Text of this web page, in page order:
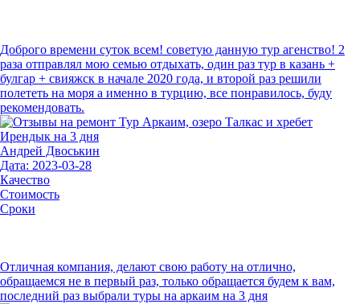
Доброго времени суток всем! советую данную тур агенство! 2
раза отправлял мою семью отдыхать, один раз тур в казань +
булгар + свияжск в начале 2020 года, и второй раз решили
полететь на моря а именно в турцию, все понравилось, буду
рекомендовать.
Андрей Двоськин
Дата: 2023-03-28
Качество
Стоимость
Сроки
Отличная компания, делают свою работу на отлично,
обращаемся не в первый раз, только обращается будем к вам,
последний раз выбрали туры на аркаим на 3 дня